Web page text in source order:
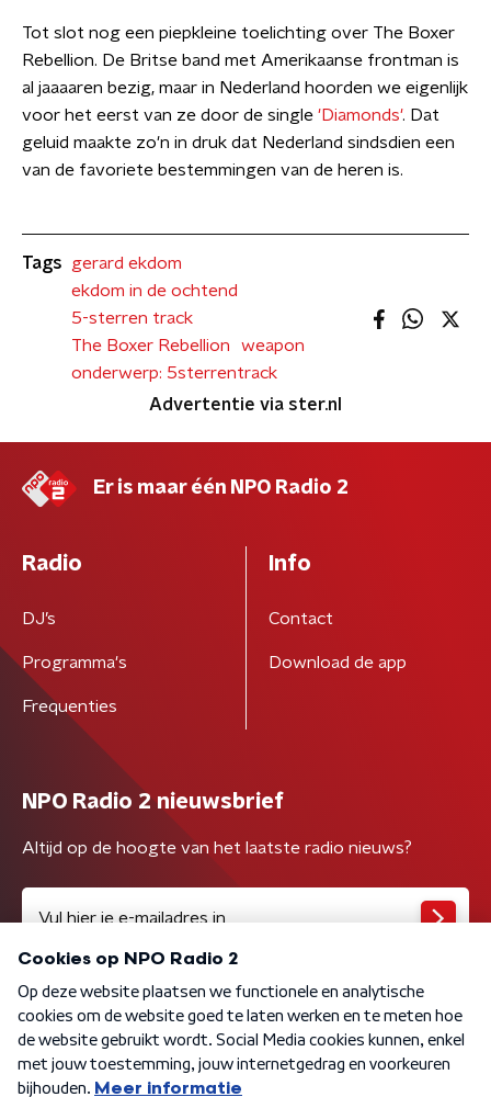
Tot slot nog een piepkleine toelichting over The Boxer
Rebellion. De Britse band met Amerikaanse frontman is
al jaaaaren bezig, maar in Nederland hoorden we eigenlijk
voor het eerst van ze door de single 'Diamonds'. Dat
geluid maakte zo'n in druk dat Nederland sindsdien een
van de favoriete bestemmingen van de heren is.
Tags
gerard ekdom
ekdom in de ochtend
5-sterren track
The Boxer Rebellion
weapon
onderwerp: 5sterrentrack
Advertentie via ster.nl
Er is maar één NPO Radio 2
Radio
DJ’s
Programma's
Frequenties
Info
Contact
Download de app
NPO Radio 2 nieuwsbrief
Altijd op de hoogte van het laatste radio nieuws?
Algemene voorwaarden